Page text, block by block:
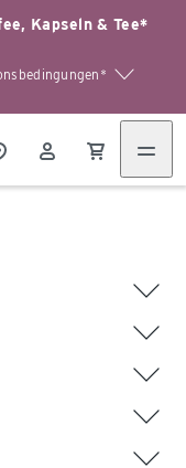
Kapseln & Tee*